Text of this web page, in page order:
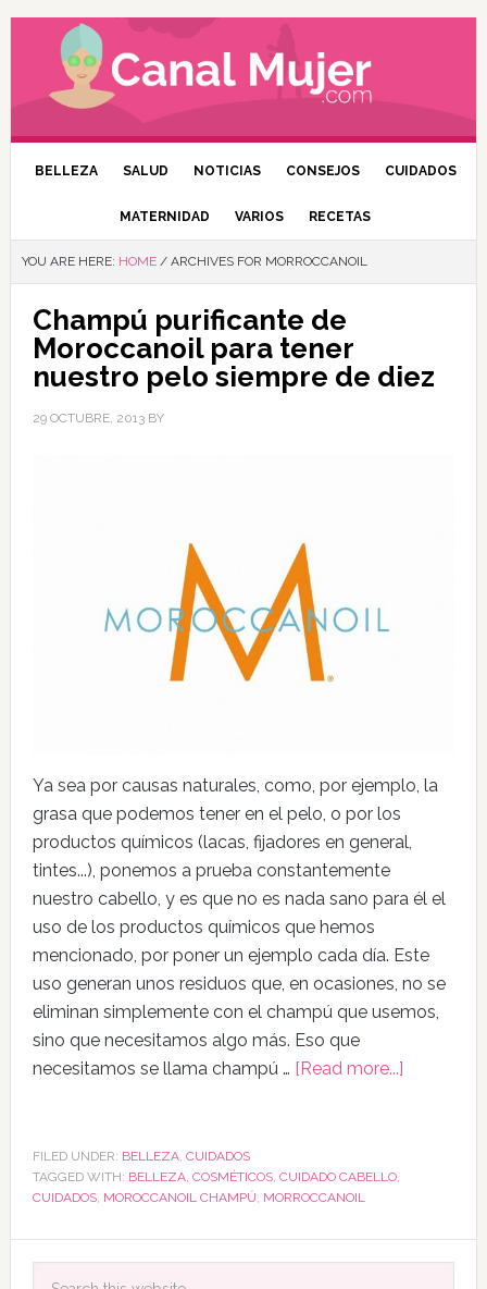
BELLEZA SALUD NOTICIAS CONSEJOS CUIDADOS
MATERNIDAD VARIOS RECETAS
YOU ARE HERE: HOME /ARCHIVES FOR MORROCCANOIL
Champú purificante de
Moroccanoil para tener
nuestro pelo siempre de diez
29 OCTUBRE, 2013BY
Ya sea por causas naturales, como, por ejemplo, la
grasa que podemos tener en el pelo, o por los
productos químicos (lacas, fijadores en general,
tintes...), ponemos a prueba constantemente
nuestro cabello, y es que no es nada sano para él el
uso de los productos químicos que hemos
mencionado, por poner un ejemplo cada día. Este
uso generan unos residuos que, en ocasiones, no se
eliminan simplemente con el champú que usemos,
sino que necesitamos algo más. Eso que
necesitamos se llama champú … [Read more...]
FILED UNDER: BELLEZA, CUIDADOS
TAGGED WITH: BELLEZA, COSMÉTICOS, CUIDADO CABELLO,
CUIDADOS, MOROCCANOIL CHAMPÚ, MORROCCANOIL